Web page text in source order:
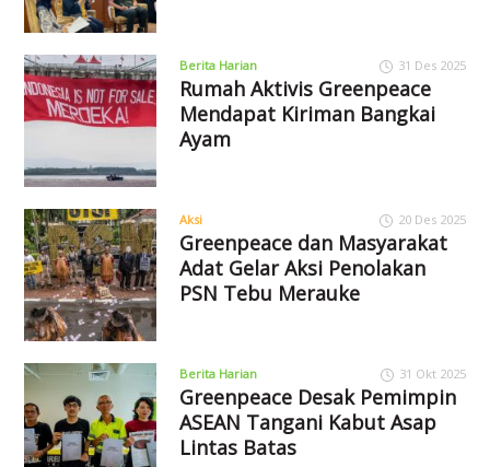
Berita Harian 31 Des 2025
Rumah Aktivis Greenpeace
Mendapat Kiriman Bangkai
Ayam
Aksi 20 Des 2025
Greenpeace dan Masyarakat
Adat Gelar Aksi Penolakan
PSN Tebu Merauke
Berita Harian 31 Okt 2025
Greenpeace Desak Pemimpin
ASEAN Tangani Kabut Asap
Lintas Batas